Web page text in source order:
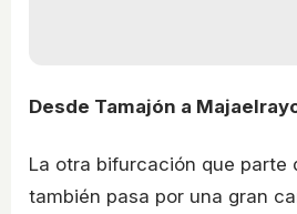
Desde Tamajón a
La otra bifurcación que parte
también pasa por una gran